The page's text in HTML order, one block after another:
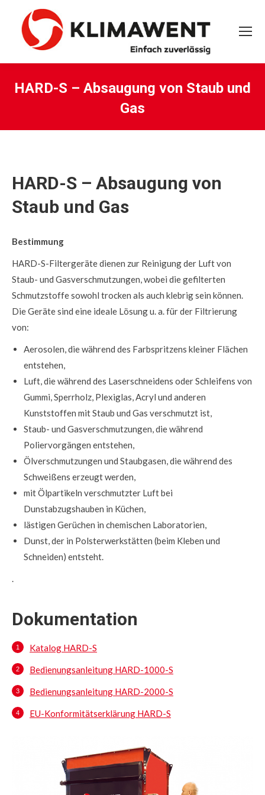
HARD-S – Absaugung von Staub und
Gas
HARD-S – Absaugung von
Staub und Gas
Bestimmung
HARD-S-Filtergeräte dienen zur Reinigung der Luft von
Staub- und Gasverschmutzungen, wobei die gefilterten
Schmutzstoffe sowohl trocken als auch klebrig sein können.
Die Geräte sind eine ideale Lösungu. a. fürder Filtrierung
von:
Aerosolen, die während des Farbspritzens kleiner Flächen
entstehen,
Luft, die während des Laserschneidens oder Schleifens von
Gummi, Sperrholz, Plexiglas, Acryl und anderen
Kunststoffen mit Staub und Gas verschmutzt ist,
Staub- und Gasverschmutzungen, die während
Poliervorgängen entstehen,
Ölverschmutzungen und Staubgasen, die während des
Schweißens erzeugt werden,
mit Ölpartikeln verschmutzter Luft bei
Dunstabzugshauben in Küchen,
lästigen Gerüchen in chemischen Laboratorien,
Dunst, der in Polsterwerkstätten (beim Kleben und
Schneiden) entsteht.
Dokumentation
Katalog HARD-S
Bedienungsanleitung HARD-1000-S
Bedienungsanleitung HARD-2000-S
EU-Konformitätserklärung HARD-S